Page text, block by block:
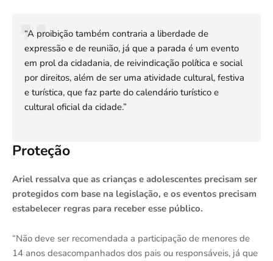
“A proibição também contraria a liberdade de
expressão e de reunião, já que a parada é um evento
em prol da cidadania, de reivindicação política e social
por direitos, além de ser uma atividade cultural, festiva
e turística, que faz parte do calendário turístico e
cultural oficial da cidade.”
Proteção
Ariel ressalva que as crianças e adolescentes precisam ser
protegidos com base na legislação, e os eventos precisam
estabelecer regras para receber esse público.
“Não deve ser recomendada a participação de menores de
14 anos desacompanhados dos pais ou responsáveis, já que